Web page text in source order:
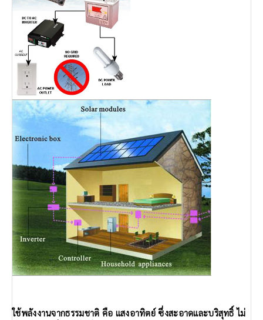
ใช้พลังงานจากธรรมชาติ คือ แสงอาทิตย์ ซึ่งสะอาดและบริสุทธิ์ ไม่